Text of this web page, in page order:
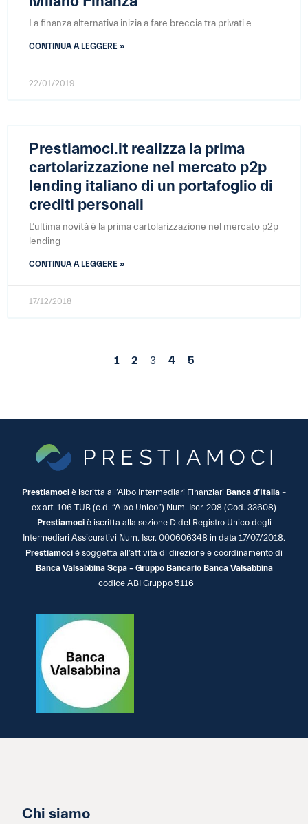
La finanza alternativa inizia a fare breccia tra privati e
CONTINUA A LEGGERE »
22/01/2019
Prestiamoci.it realizza la prima
cartolarizzazione nel mercato p2p
lending italiano di un portafoglio di
crediti personali
L’ultima novità è la prima cartolarizzazione nel mercato p2p
lending
CONTINUA A LEGGERE »
17/12/2018
1 2 3 4 5
Prestiamoci è iscritta all’Albo Intermediari Finanziari Banca d’Italia –
ex art. 106 TUB (c.d. “Albo Unico”) Num. Iscr. 208 (Cod. 33608)
Prestiamociè iscritta alla sezione D del Registro Unico degli
Intermediari Assicurativi Num. Iscr. 000606348 in data 17/07/2018.
Prestiamoci è soggetta all’attività di direzione e coordinamento di
Banca Valsabbina Scpa – Gruppo Bancario Banca Valsabbina
codice ABI Gruppo 5116
Chi siamo